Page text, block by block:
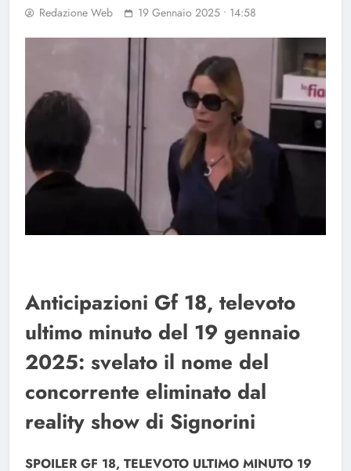
Redazione Web 19 Gennaio 2025 • 14:58
Anticipazioni Gf 18, televoto
ultimo minuto del 19 gennaio
2025: svelato il nome del
concorrente eliminato dal
reality show di Signorini
SPOILER GF 18, TELEVOTO ULTIMO MINUTO 19